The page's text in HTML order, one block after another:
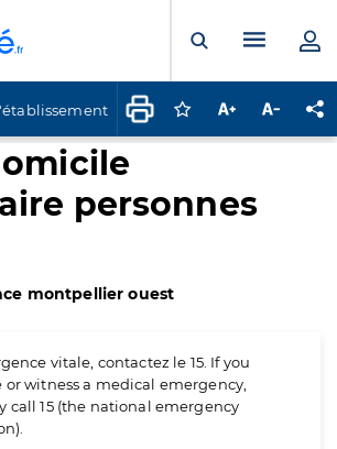
Ouvrir laMenu
Connectez-vous
Augmenter la
personnes
montpellier ouest
vitale, contactez le 15. If you
or witness a medical emergency,
call 15 (the national emergency